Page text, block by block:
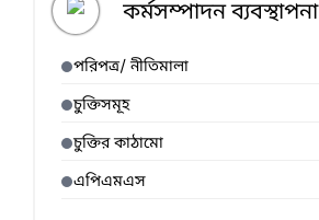
কর্মসম্পাদন ব্যবস্থাপনা
পরিপত্র/ নীতিমালা
চুক্তিসমূহ
চুক্তির কাঠামো
এপিএমএস